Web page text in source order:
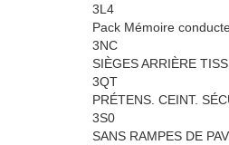
3L4
Pack Mémoire
3NC
SIÈGES ARRIÈRE
3QT
PRÉTENS. CEINT.
3S0
SANS RAMPES DE